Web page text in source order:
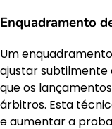
Enquadramento
Um
ajustar subtilmente
que os
árbitros. Esta
e aumentar a